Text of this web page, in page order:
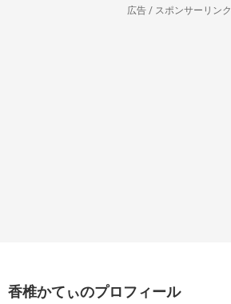
広告 / スポンサーリンク
香椎かてぃのプロフィール